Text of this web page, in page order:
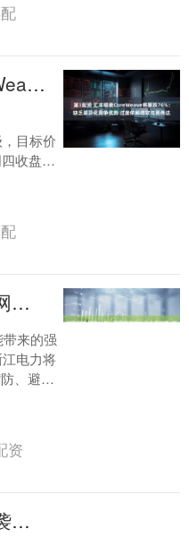
第1配资 汇丰唱衰CoreWeave将暴跌76%：缺乏差异化竞争优势 过度依赖微软与英伟达
目标价
收盘价
相对较
创融配资 严阵以待！国网浙江电力全力备战第4号台风“丹娜丝”
带来的强
电力将
、避、
应....
资
鼎茂宏升策略 高考后逆袭！北京5所国际本科院校免高考直录QS前50_北工大_全英文_毕业生